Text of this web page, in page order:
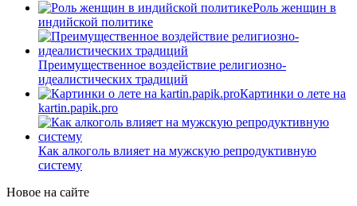
Роль женщин в
индийской политике
Преимущественное воздействие религиозно-
идеалистических традиций
Картинки о лете на
kartin.papik.pro
Как алкоголь влияет на мужскую репродуктивную
систему
Новое на сайте